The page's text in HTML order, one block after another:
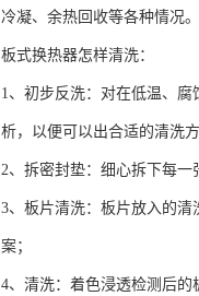
冷凝、余热回收等各种情况。
板式换热器怎样清洗：
1、初步反洗：对在低温、
析，以便可以出合适的清洗方
2、拆密封垫：细心拆下每一
3、板片清洗：板片放入的
案；
4、清洗：着色浸透检测后的